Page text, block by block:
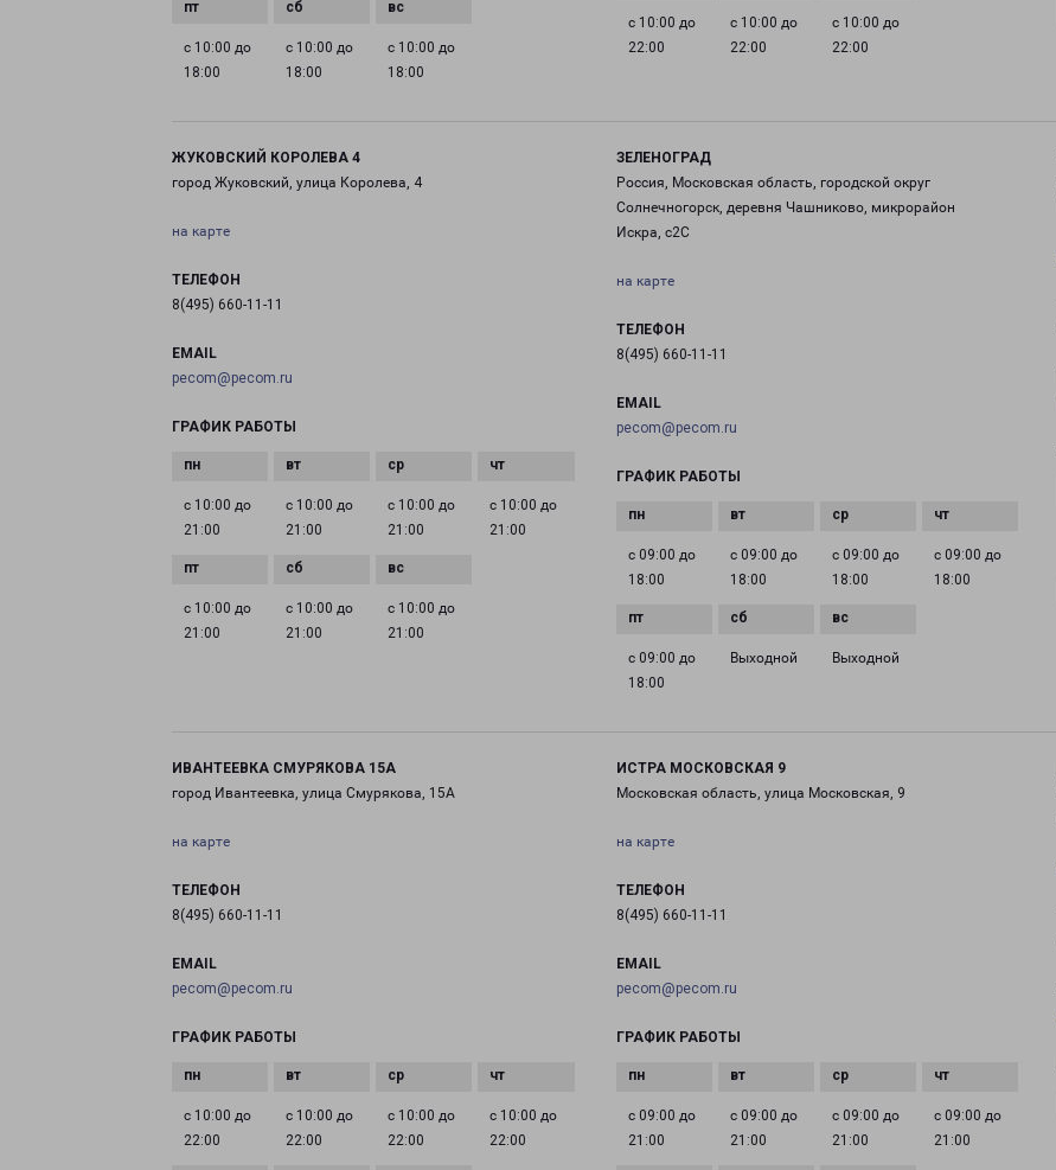
с 10:00 до
18:00
с 10:00 до
18:00
с 10:00 до
18:00
с 10:00 до
22:00
с 10:00 до
22:00
с 10:00 до
22:00
ЖУКОВСКИЙ КОРОЛЕВА 4
город Жуковский, улица Королева, 4
на карте
ТЕЛЕФОН
8(495) 660-11-11
EMAIL
pecom@pecom.ru
ГРАФИК РАБОТЫ
с 10:00 до
21:00
с 10:00 до
21:00
с 10:00 до
21:00
с 10:00 до
21:00
с 10:00 до
21:00
с 10:00 до
21:00
с 10:00 до
21:00
ЗЕЛЕНОГРАД
Россия, Московская область, городской округ
Солнечногорск, деревня Чашниково, микрорайон
Искра, с2С
на карте
ТЕЛЕФОН
8(495) 660-11-11
EMAIL
pecom@pecom.ru
ГРАФИК РАБОТЫ
с 09:00 до
18:00
с 09:00 до
18:00
с 09:00 до
18:00
с 09:00 до
18:00
с 09:00 до
18:00
Выходной Выходной
ИВАНТЕЕВКА СМУРЯКОВА 15А
город Ивантеевка, улица Смурякова, 15А
на карте
ТЕЛЕФОН
8(495) 660-11-11
EMAIL
pecom@pecom.ru
ГРАФИК РАБОТЫ
с 10:00 до
22:00
с 10:00 до
22:00
с 10:00 до
22:00
с 10:00 до
22:00
ИСТРА МОСКОВСКАЯ 9
Московская область, улица Московская, 9
на карте
ТЕЛЕФОН
8(495) 660-11-11
EMAIL
pecom@pecom.ru
ГРАФИК РАБОТЫ
с 09:00 до
21:00
с 09:00 до
21:00
с 09:00 до
21:00
с 09:00 до
21:00